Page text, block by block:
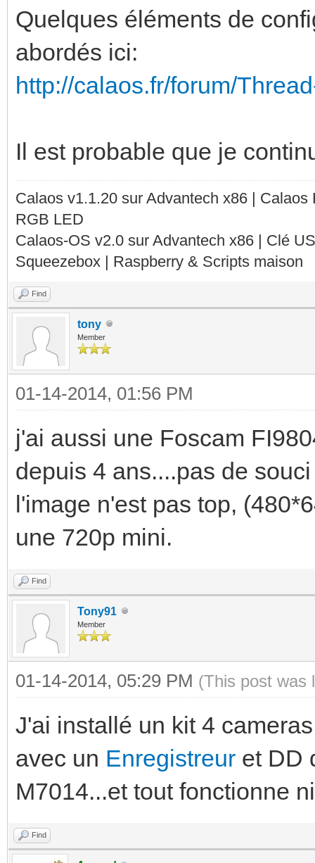
Quelques éléments de
abordés ici:
http://calaos.fr/forum/
Il est probable que je
Calaos v1.1.20 sur Advantech x86 |
RGB LED
Calaos-OS v2.0 sur Advantech x86 | Clé
Squeezebox | Raspberry & Scripts maison
Find
tony
Member
01-14-2014, 01:56 PM
j'ai aussi une Foscam
depuis 4 ans....pas de
l'image n'est pas top,
une 720p mini.
Find
Tony91
Member
01-14-2014, 05:29 PM (This post was
J'ai installé un kit 4
avec un Enregistreur et DD
M7014...et tout fonctionne
Find